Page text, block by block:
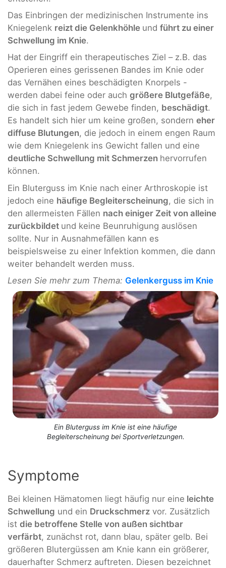
Das Einbringen der medizinischen Instrumente ins
Kniegelenk reizt die Gelenkhöhle und führt zu einer
Schwellung im Knie.
Hat der Eingriff ein therapeutisches Ziel – z.B. das
Operieren eines gerissenen Bandes im Knie oder
das Vernähen eines beschädigten Knorpels -
werden dabei feine oder auch größere Blutgefäße,
die sich in fast jedem Gewebe finden, beschädigt.
Es handelt sich hier um keine großen, sondern eher
diffuse Blutungen, die jedoch in einem engen Raum
wie dem Kniegelenk ins Gewicht fallen und eine
deutliche Schwellung mit Schmerzen hervorrufen
können.
Ein Bluterguss im Knie nach einer Arthroskopie ist
jedoch eine häufige Begleiterscheinung, die sich in
den allermeisten Fällen nach einiger Zeit von alleine
zurückbildet und keine Beunruhigung auslösen
sollte. Nur in Ausnahmefällen kann es
beispielsweise zu einer Infektion kommen, die dann
weiter behandelt werden muss.
Lesen Sie mehr zum Thema: Gelenkerguss im Knie
Ein Bluterguss im Knie ist eine häufige
Begleiterscheinung bei Sportverletzungen.
Symptome
Bei kleinen Hämatomen liegt häufig nur eine leichte
Schwellung und ein Druckschmerz vor. Zusätzlich
ist die betroffene Stelle von außen sichtbar
verfärbt, zunächst rot, dann blau, später gelb. Bei
größeren Blutergüssen am Knie kann ein größerer,
dauerhafter Schmerz auftreten. Diesen bezeichnet